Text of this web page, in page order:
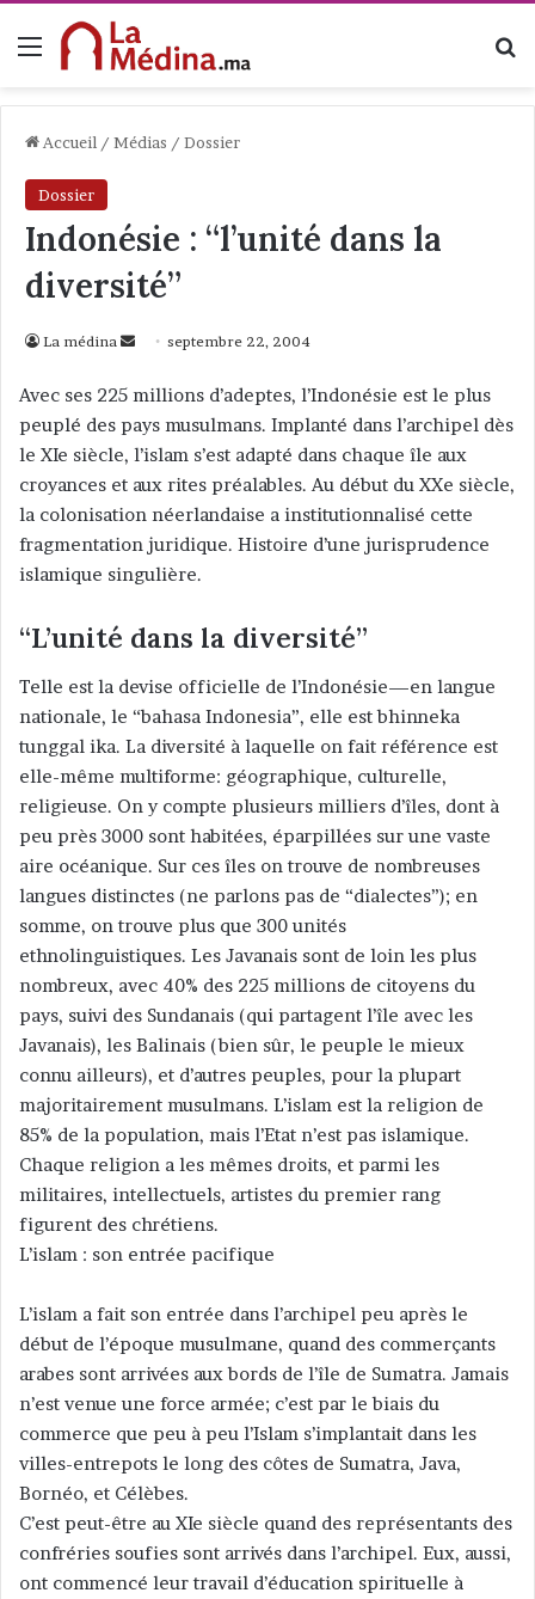
Menu
Accueil / Médias / Dossier
Dossier
Indonésie : “l’unité dans la
diversité”
La médina
v
o
y
e
r
u
n
o
r
r
i
e
l
septembre 22, 2004
Avec ses 225 millions d’adeptes, l’Indonésie est le plus
peuplé des pays musulmans. Implanté dans l’archipel dès
le XIe siècle, l’islam s’est adapté dans chaque île aux
croyances et aux rites préalables. Au début du XXe siècle,
la colonisation néerlandaise a institutionnalisé cette
fragmentation juridique. Histoire d’une jurisprudence
islamique singulière.
“L’unité dans la diversité”
Telle est la devise officielle de l’Indonésie—en langue
nationale, le “bahasa Indonesia”, elle est bhinneka
tunggal ika. La diversité à laquelle on fait référence est
elle-même multiforme: géographique, culturelle,
religieuse. On y compte plusieurs milliers d’îles, dont à
peu près 3000 sont habitées, éparpillées sur une vaste
aire océanique. Sur ces îles on trouve de nombreuses
langues distinctes (ne parlons pas de “dialectes”); en
somme, on trouve plus que 300 unités
ethnolinguistiques. Les Javanais sont de loin les plus
nombreux, avec 40% des 225 millions de citoyens du
pays, suivi des Sundanais (qui partagent l’île avec les
Javanais), les Balinais (bien sûr, le peuple le mieux
connu ailleurs), et d’autres peuples, pour la plupart
majoritairement musulmans. L’islam est la religion de
85% de la population, mais l’Etat n’est pas islamique.
Chaque religion a les mêmes droits, et parmi les
militaires, intellectuels, artistes du premier rang
figurent des chrétiens.
L’islam : son entrée pacifique
L’islam a fait son entrée dans l’archipel peu après le
début de l’époque musulmane, quand des commerçants
arabes sont arrivées aux bords de l’île de Sumatra. Jamais
n’est venue une force armée; c’est par le biais du
commerce que peu à peu l’Islam s’implantait dans les
villes-entrepots le long des côtes de Sumatra, Java,
Bornéo, et Célèbes.
C’est peut-être au XIe siècle quand des représentants des
confréries soufies sont arrivés dans l’archipel. Eux, aussi,
ont commencé leur travail d’éducation spirituelle à